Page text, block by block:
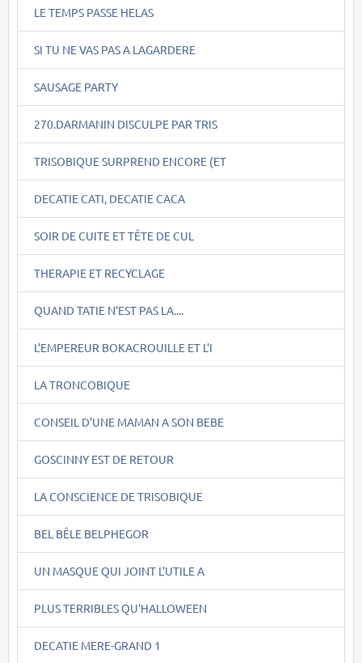
LE TEMPS PASSE HELAS
SI TU NE VAS PAS A LAGARDERE
SAUSAGE PARTY
270.DARMANIN DISCULPE PAR TRIS
TRISOBIQUE SURPREND ENCORE (ET
DECATIE CATI, DECATIE CACA
SOIR DE CUITE ET TÊTE DE CUL
THERAPIE ET RECYCLAGE
QUAND TATIE N'EST PAS LA....
L'EMPEREUR BOKACROUILLE ET L'I
LA TRONCOBIQUE
CONSEIL D'UNE MAMAN A SON BEBE
GOSCINNY EST DE RETOUR
LA CONSCIENCE DE TRISOBIQUE
BEL BÊLE BELPHEGOR
UN MASQUE QUI JOINT L'UTILE A
PLUS TERRIBLES QU'HALLOWEEN
DECATIE MERE-GRAND 1